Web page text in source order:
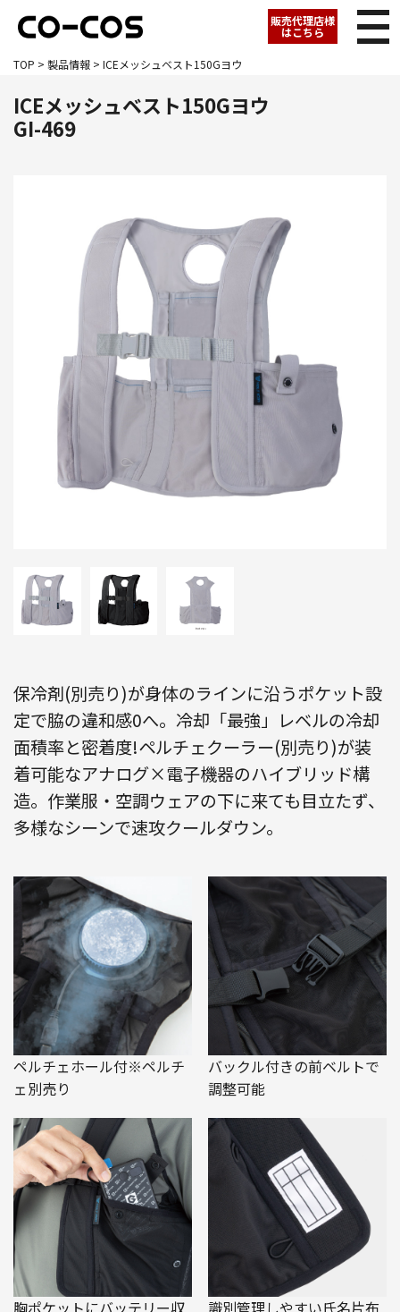
販売代理店様
はこちら
TOP > 製品情報 > ICEメッシュベスト150Gヨウ
ICEメッシュベスト150Gヨウ
GI-469
保冷剤(別売り)が身体のラインに沿うポケット設
定で脇の違和感0へ。冷却「最強」レベルの冷却
面積率と密着度!ペルチェクーラー(別売り)が装
着可能なアナログ×電子機器のハイブリッド構
造。作業服・空調ウェアの下に来ても目立たず、
多様なシーンで速攻クールダウン。
ペルチェホール付※ペルチ
ェ別売り
バックル付きの前ベルトで
調整可能
胸ポケットにバッテリー収
識別管理しやすい氏名片布